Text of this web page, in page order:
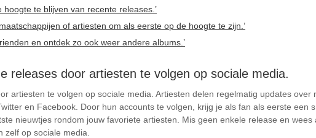
te blijven van recente releases.’
of artiesten om als eerste op de hoogte te zijn.’
en ontdek zo ook weer andere albums.’
releases door artiesten te volgen op sociale media.
artiesten te volgen op sociale media. Artiesten delen regelmatig updates over
en Facebook. Door hun accounts te volgen, krijg je als fan als eerste een
nieuwtjes rondom jouw favoriete artiesten. Mis geen enkele release en wees
op sociale media.